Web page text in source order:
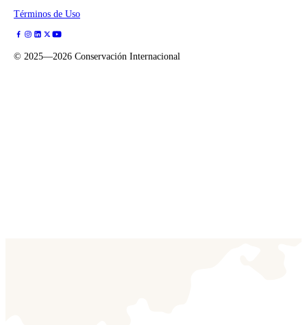
Términos de Uso
© 2025—2026 Conservación Internacional